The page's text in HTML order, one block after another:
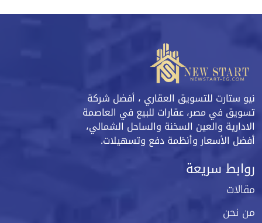
نيو ستارت للتسويق العقاري ، أفضل شركة
تسويق في مصر، عقارات للبيع في العاصمة
الادارية والعين السخنة والساحل الشمالي،
أفضل الأسعار وأنظمة دفع وتسهيلات.
روابط سريعة
مقالات
من نحن